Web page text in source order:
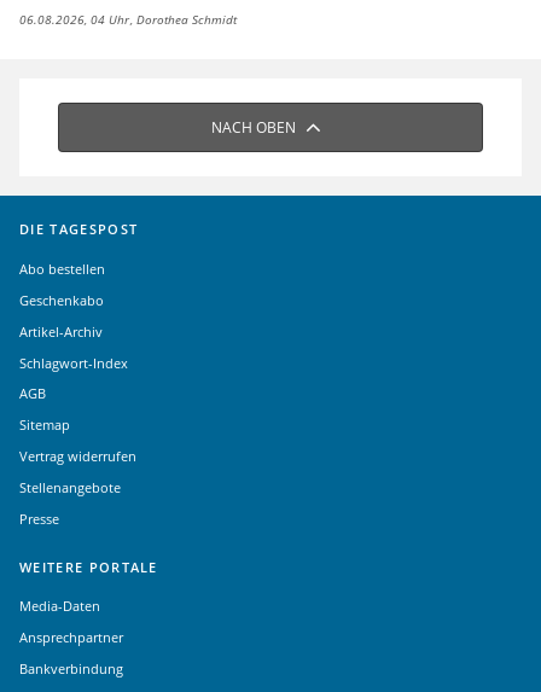
06.08.2026, 04 Uhr Dorothea Schmidt
NACH OBEN
DIE TAGESPOST
Abo bestellen
Geschenkabo
Artikel-Archiv
Schlagwort-Index
AGB
Sitemap
Vertrag widerrufen
Stellenangebote
Presse
WEITERE PORTALE
Media-Daten
Ansprechpartner
Bankverbindung